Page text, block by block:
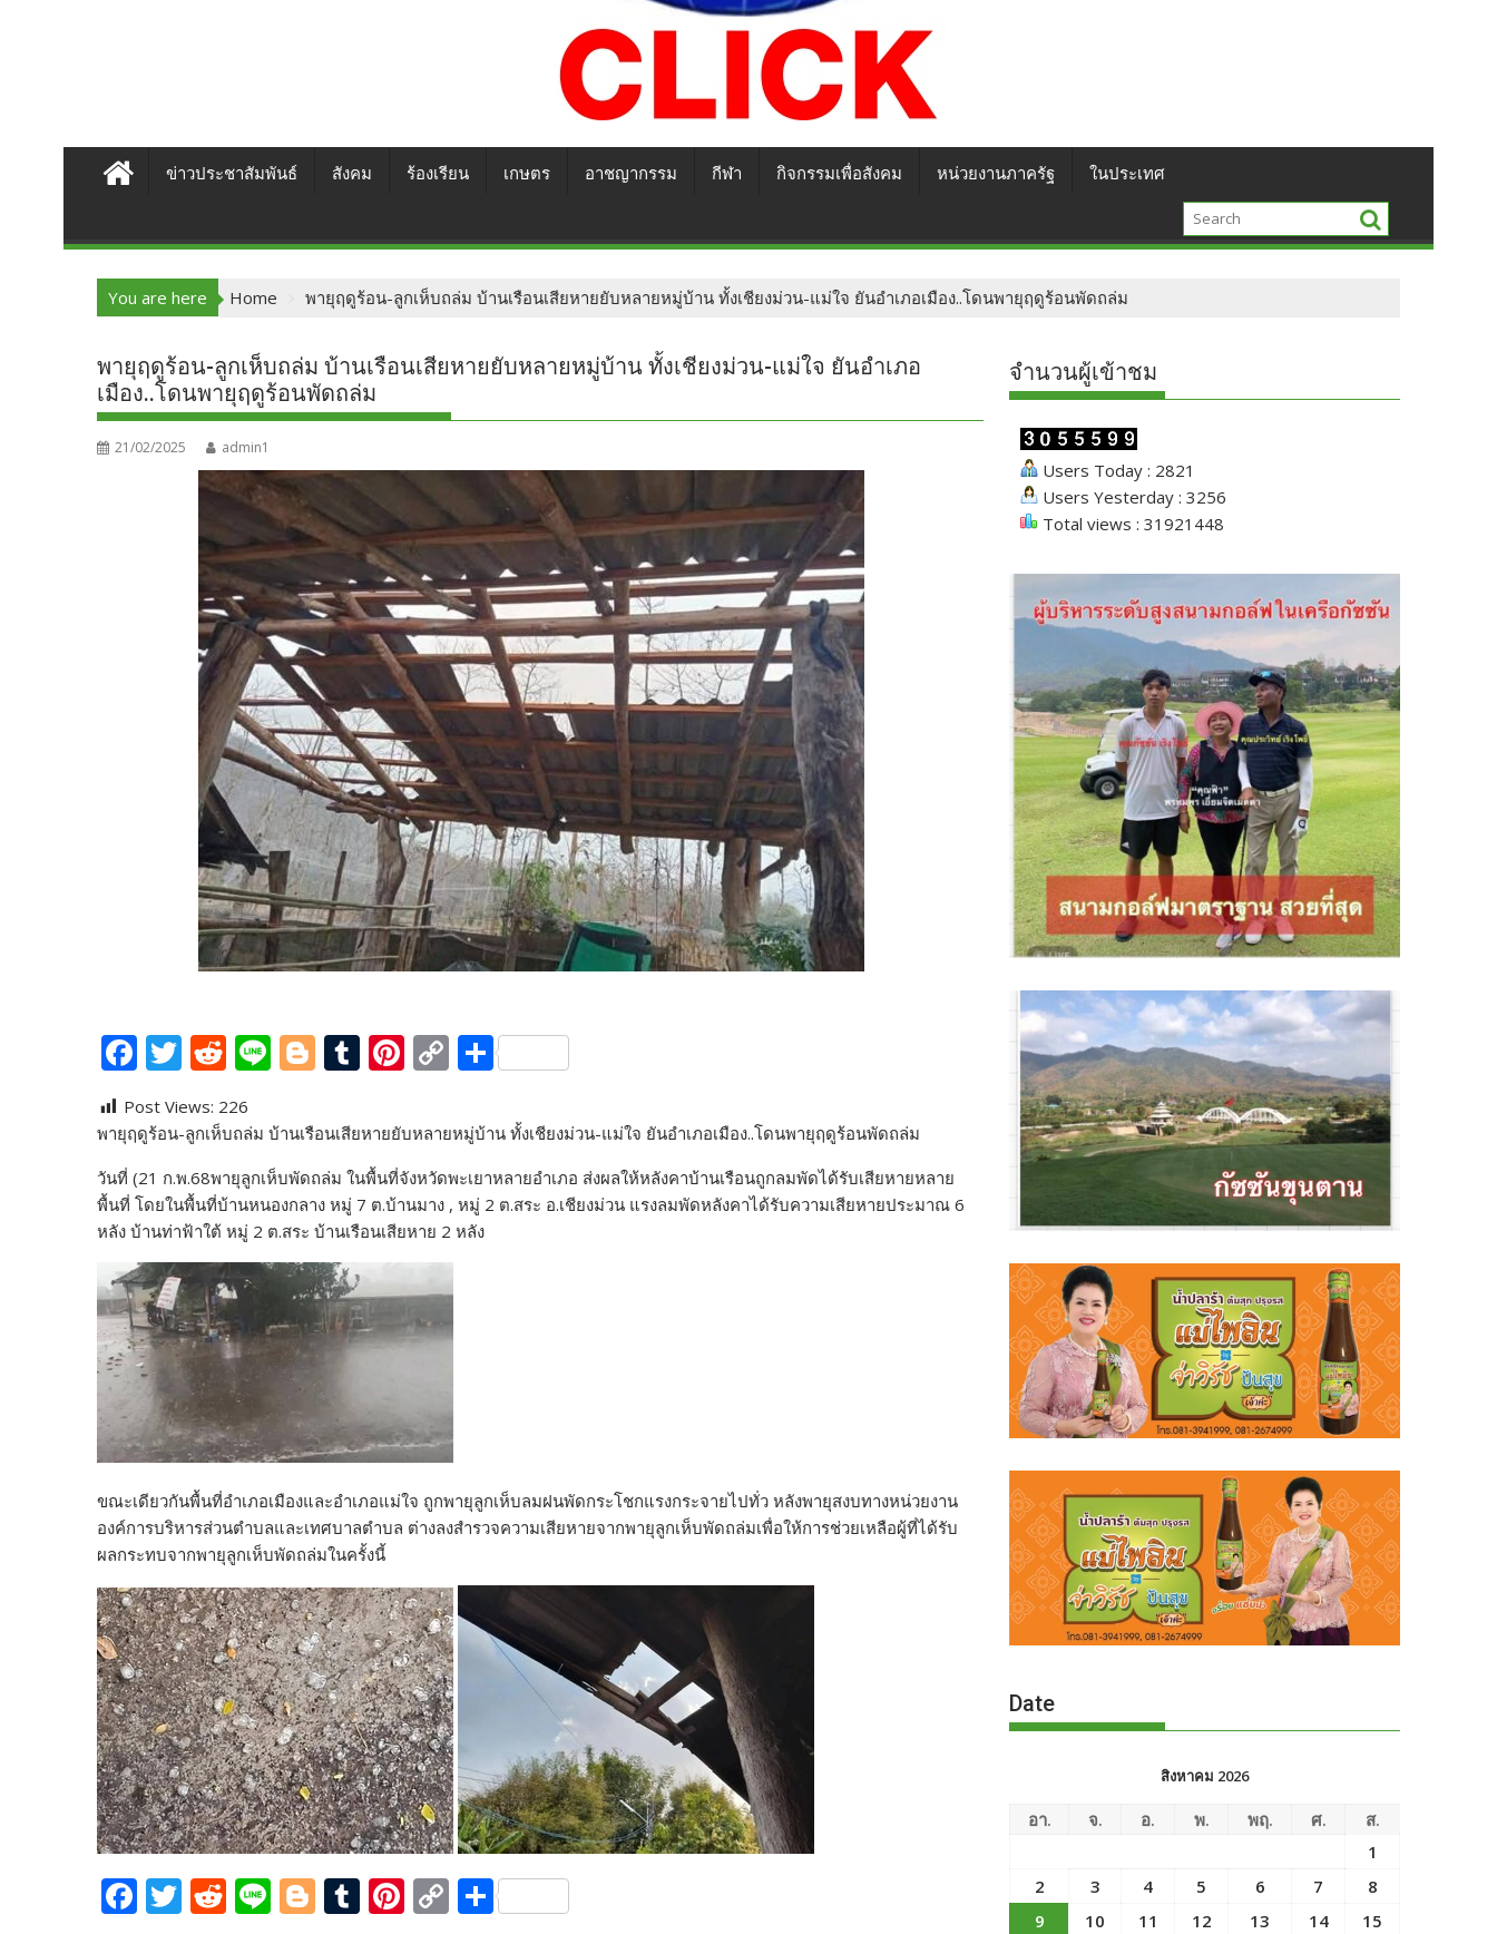
ข่าวประชาสัมพันธ์ สังคม ร้องเรียน เกษตร อาชญากรรม กีฬา กิจกรรมเพื่อสังคม หน่วยงานภาครัฐ ในประเทศ
You are here Home พายุฤดูร้อน-ลูกเห็บถล่ม บ้านเรือนเสียหายยับหลายหมู่บ้าน ทั้งเชียงม่วน-แม่ใจ ยันอำเภอเมือง..โดนพายุฤดูร้อนพัดถล่ม
พายุฤดูร้อน-ลูกเห็บถล่ม บ้านเรือนเสียหายยับหลายหมู่บ้าน ทั้งเชียงม่วน-แม่ใจ ยันอำเภอ
เมือง..โดนพายุฤดูร้อนพัดถล่ม
21/02/2025 admin1
F
e
b
o
o
k
T
itt
er
R
d
t
Li
e
Bl
g
g
er
T
m
bl
r
Pi
er
e
st
C
p
Li
n
k
S
ar
Post Views: 226
พายุฤดูร้อน-ลูกเห็บถล่ม บ้านเรือนเสียหายยับหลายหมู่บ้าน ทั้งเชียงม่วน-แม่ใจ ยันอำเภอเมือง..โดนพายุฤดูร้อนพัดถล่ม
วันที่ (21 ก.พ.68พายุลูกเห็บพัดถล่ม ในพื้นที่จังหวัดพะเยาหลายอำเภอ ส่งผลให้หลังคาบ้านเรือนถูกลมพัดได้รับเสียหายหลาย
พื้นที่ โดยในพื้นที่บ้านหนองกลาง หมู่ 7 ต.บ้านมาง , หมู่ 2 ต.สระ อ.เชียงม่วน แรงลมพัดหลังคาได้รับความเสียหายประมาณ 6
หลัง บ้านท่าฟ้าใต้ หมู่ 2 ต.สระ บ้านเรือนเสียหาย 2 หลัง
ขณะเดียวกันพื้นที่อำเภอเมืองและอำเภอแม่ใจ ถูกพายุลูกเห็บลมฝนพัดกระโชกแรงกระจายไปทั่ว หลังพายุสงบทางหน่วยงาน
องค์การบริหารส่วนตำบลและเทศบาลตำบล ต่างลงสำรวจความเสียหายจากพายุลูกเห็บพัดถล่มเพื่อให้การช่วยเหลือผู้ที่ได้รับ
ผลกระทบจากพายุลูกเห็บพัดถล่มในครั้งนี้
F T R Li Bl T Pi C S
จำนวนผู้เข้าชม
Users Today : 2821
Users Yesterday : 3256
Total views : 31921448
Date
สิงหาคม 2026
อา. จ. อ. พ. พฤ. ศ.
ส.
1
2
3 4 5 6 7
8
9
10 11 12 13 14
15